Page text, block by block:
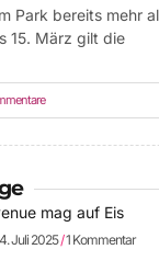
Park bereits mehr
15. März gilt die
mag auf Eis
Juli 2025 1 Kommentar